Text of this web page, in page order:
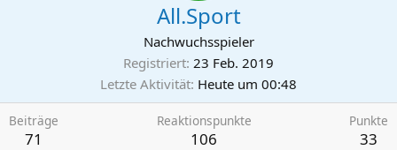
All.Sport
Nachwuchsspieler
Registriert 23 Feb. 2019
Letzte Aktivität Heute um 00:48
Beiträge
71
Reaktionspunkte
106
Punkte
33